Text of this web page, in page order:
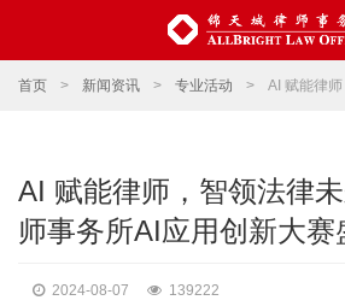
首页 > 新闻资讯 > 专业活动 > AI 赋能律师，智领法律
AI 赋能律师，智领法律
师事务所AI应用创新大赛
2024-08-07 139222